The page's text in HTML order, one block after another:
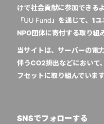
けで社会貢献に参加できる
「UU Fund 」を通じて、1
NPO団体に寄付する取り組
当サイトは、サーバーの電
伴うCO2排出などにおいて
フセットに取り組んでいま
SNSでフォローする